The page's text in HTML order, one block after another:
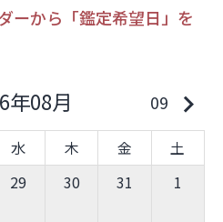
ーから「鑑定希望日」を
年08月 09 keyboard_arrow_right
水 木 金
土
29 30 31 1